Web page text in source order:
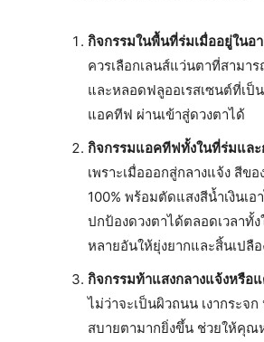
กิจกรรมในพื้นที่ร่มเมื่ออยู่ในอ
ควรเลือกเลนส์แว่นตาที่สามา
และหลอดฟลูออเรสเซนต์ที่เป็
แอคทีฟ ผ่านเข้าสู่ดวงตาได้
กิจกรรมแอคทีฟทั้งในที่ร่มและ
เพราะเมื่อออกสู่กลางแจ้ง สีข
100% พร้อมตัดแสงสีน้ำเงินเ
ปกป้องดวงตาได้ตลอดเวลาทั้
หลายอันให้ยุ่งยากและสิ้นเปลือ
กิจกรรมท้าแสงกลางแจ้งหรือ
ไม่ว่าจะเป็นผิวถนน เงากระจ
สบายตามากยิ่งขึ้น ช่วยให้คุณ